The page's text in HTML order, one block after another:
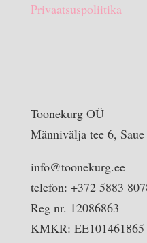
Privaatsuspoliitika
Toonekurg OÜ
Männivälja tee 6,
info@toonekurg.ee
telefon: +372 5883
Reg nr. 12086863
KMKR: EE101461865